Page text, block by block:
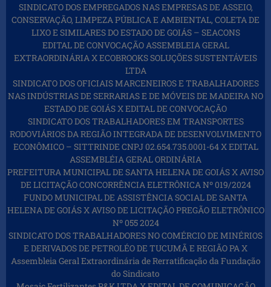
SINDICATO DOS EMPREGADOS NAS EMPRESAS DE ASSEIO,
CONSERVAÇÃO, LIMPEZA PÚBLICA E AMBIENTAL, COLETA DE
LIXO E SIMILARES DO ESTADO DE GOIÁS – SEACONS
EDITAL DE CONVOCAÇÃO ASSEMBLEIA GERAL
EXTRAORDINÁRIA X ECOBROOKS SOLUÇÕES SUSTENTÁVEIS
LTDA
SINDICATO DOS OFICIAIS MARCENEIROS E TRABALHADORES
NAS INDÚSTRIAS DE SERRARIAS E DE MÓVEIS DE MADEIRA NO
ESTADO DE GOIÁS X EDITAL DE CONVOCAÇÃO
SINDICATO DOS TRABALHADORES EM TRANSPORTES
RODOVIÁRIOS DA REGIÃO INTEGRADA DE DESENVOLVIMENTO
ECONÔMICO – SITTRINDE CNPJ 02.654.735.0001-64 X EDITAL
ASSEMBLÉIA GERAL ORDINÁRIA
PREFEITURA MUNICIPAL DE SANTA HELENA DE GOIÁS X AVISO
DE LICITAÇÃO CONCORRÊNCIA ELETRÔNICA Nº 019/2024
FUNDO MUNICIPAL DE ASSISTÊNCIA SOCIAL DE SANTA
HELENA DE GOIÁS X AVISO DE LICITAÇÃO PREGÃO ELETRÔNICO
Nº 055 2024
SINDICATO DOS TRABALHADORES NO COMÉRCIO DE MINÉRIOS
E DERIVADOS DE PETROLÉO DE TUCUMÃ E REGIÃO PA X
Assembleia Geral Extraordinária de Rerratificação da Fundação
do Sindicato